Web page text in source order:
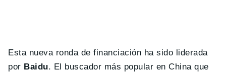
Esta nueva ronda de financiación ha sido liderada
por Baidu. El buscador más popular en China que